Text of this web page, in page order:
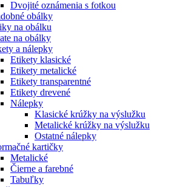
Dvojité oznámenia s fotkou
obálky
na obálku
na obálky
a nálepky
Etikety klasické
Etikety metalické
Etikety transparentné
Etikety drevené
Nálepky
Klasické krúžky na výslužku
Metalické krúžky na výslužku
Ostatné nálepky
kartičky
Metalické
Čierne a farebné
Tabuľky